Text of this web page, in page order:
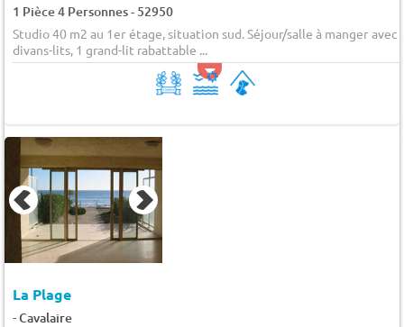
1 Pièce 4 Personnes - 52950
Studio 40 m2 au 1er étage, situation sud. Séjour/salle à manger avec
divans-lits, 1 grand-lit rabattable ...
La Plage
-Cavalaire